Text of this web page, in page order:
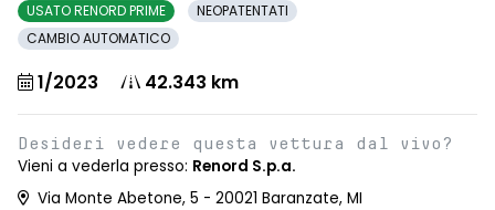
USATO RENORD PRIME
NEOPATENTATI
CAMBIO AUTOMATICO
1/2023 42.343 km
Desideri vedere questa vettura dal vivo?
Vieni a vederla presso: Renord S.p.a.
Via Monte Abetone, 5 - 20021 Baranzate, MI